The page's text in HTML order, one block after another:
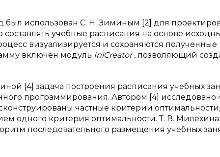
был использован С. Н. Зиминым [2] для
составлять учебные расписания на основе
визуализируется и сохраняются полученные
включен модуль IniCreator, позволяющий
[4] задача построения расписания учебных
программирования. Автором [4] исследовано
частные критерии
одного критерия оптимальности. Т. В. Милехина
последовательного размещения учебных